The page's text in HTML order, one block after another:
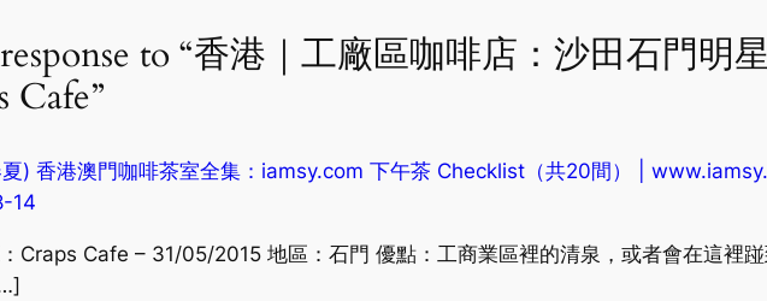
to “香港｜工廠區咖啡店：沙田石門明
Cafe”
) 香港澳門咖啡茶室全集：iamsy.com 下午茶 Checklist（共20間） |
14
Craps Cafe – 31/05/2015 地區：石門 優點：工商業區裡的清泉，或者會在這裡